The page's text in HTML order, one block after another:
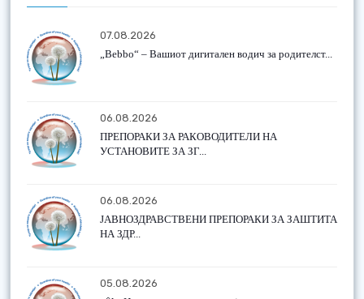
07.08.2026
„Bebbo“ – Вашиот дигитален водич за родителст...
06.08.2026
ПРЕПОРАКИ ЗА РАКОВОДИТЕЛИ НА
УСТАНОВИТЕ ЗА ЗГ...
06.08.2026
ЈАВНОЗДРАВСТВЕНИ ПРЕПОРАКИ ЗА ЗАШТИТА
НА ЗДР...
05.08.2026